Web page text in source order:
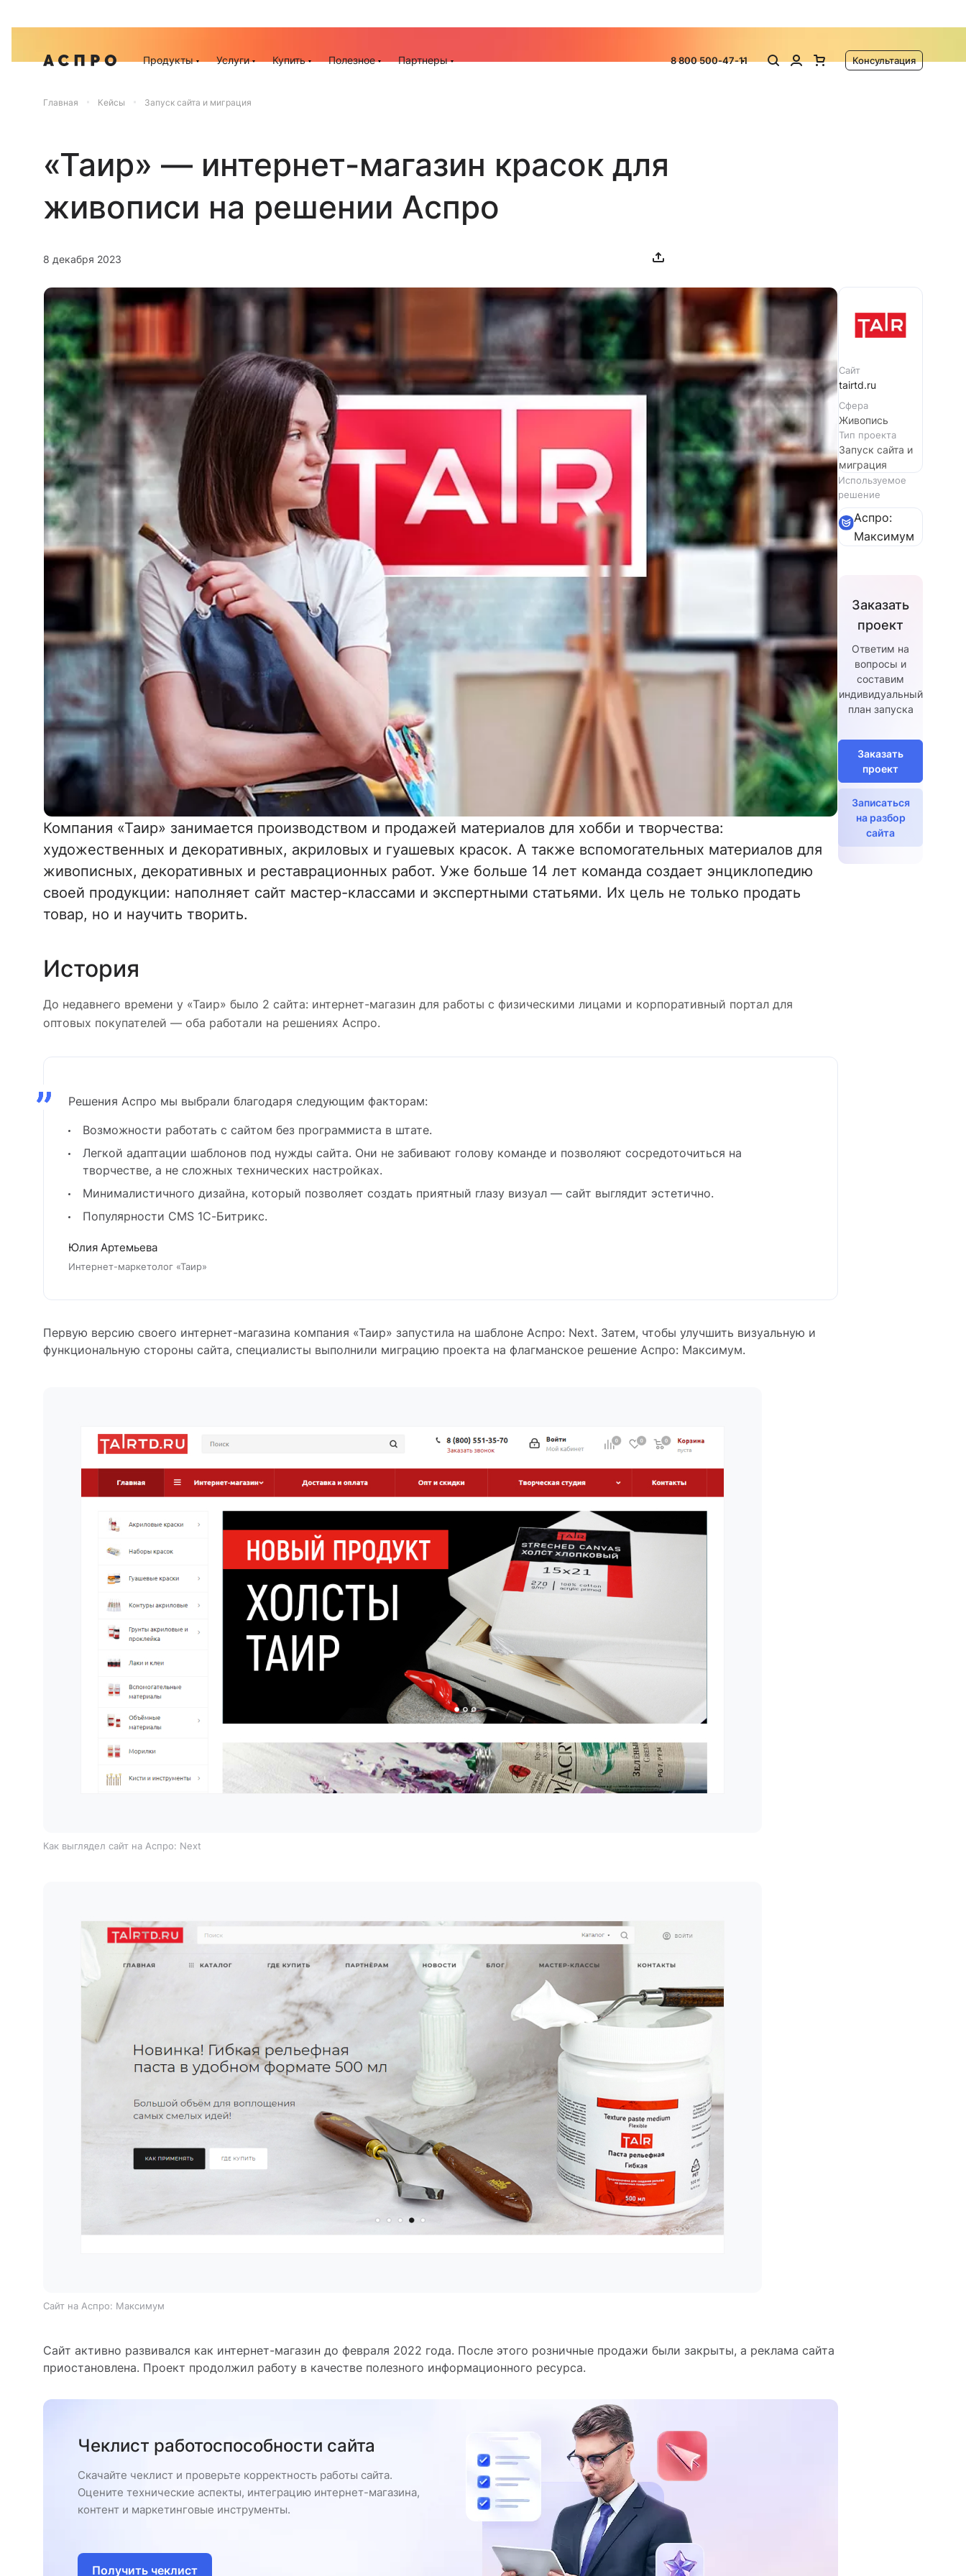
Продукты Услуги Купить Полезное Партнеры 8 800 500-47-11 Консультация
Главная Кейсы Запуск сайта и миграция
«Таир» — интернет-магазин красок для
живописи на решении Аспро
8 декабря 2023
Компания «Таир» занимается производством и продажей материалов для хобби и творчества:
художественных и декоративных, акриловых и гуашевых красок. А также вспомогательных материалов для
живописных, декоративных и реставрационных работ. Уже больше 14 лет команда создает энциклопедию
своей продукции: наполняет сайт мастер-классами и экспертными статьями. Их цель не только продать
товар, но и научить творить.
История
До недавнего времени у «Таир» было 2 сайта: интернет-магазин для работы с физическими лицами и корпоративный портал для
оптовых покупателей — оба работали на решениях Аспро.
Решения Аспро мы выбрали благодаря следующим факторам:
Возможности работать с сайтом без программиста в штате.
Легкой адаптации шаблонов под нужды сайта. Они не забивают голову команде и позволяют сосредоточиться на
творчестве, а не сложных технических настройках.
Минималистичного дизайна, который позволяет создать приятный глазу визуал — сайт выглядит эстетично.
Популярности CMS 1С-Битрикс.
Юлия Артемьева
Интернет-маркетолог «Таир»
Первую версию своего интернет-магазина компания «Таир» запустила на шаблоне Аспро: Next. Затем, чтобы улучшить визуальную и
функциональную стороны сайта, специалисты выполнили миграцию проекта на флагманское решение Аспро: Максимум.
Как выглядел сайт на Аспро: Next
Сайт на Аспро: Максимум
Сайт активно развивался как интернет-магазин до февраля 2022 года. После этого розничные продажи были закрыты, а реклама сайта
приостановлена. Проект продолжил работу в качестве полезного информационного ресурса.
Чеклист работоспособности сайта
Скачайте чеклист и проверьте корректность работы сайта.
Оцените технические аспекты, интеграцию интернет-магазина,
контент и маркетинговые инструменты.
Получить чеклист
Сайт
tairtd.ru
Сфера
Живопись
Тип проекта
Запуск сайта и
миграция
Используемое
решение
Аспро:
Максимум
Заказать
проект
Ответим на
вопросы и
составим
индивидуальный
план запуска
Заказать
проект
Записаться
на разбор
сайта